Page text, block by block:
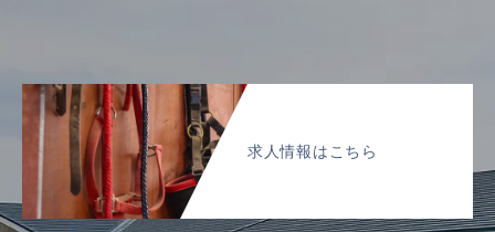
求人情報はこちら